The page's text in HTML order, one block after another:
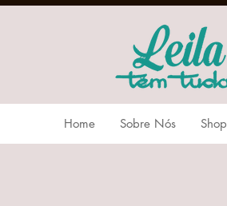
Home Sobre Nós Shop